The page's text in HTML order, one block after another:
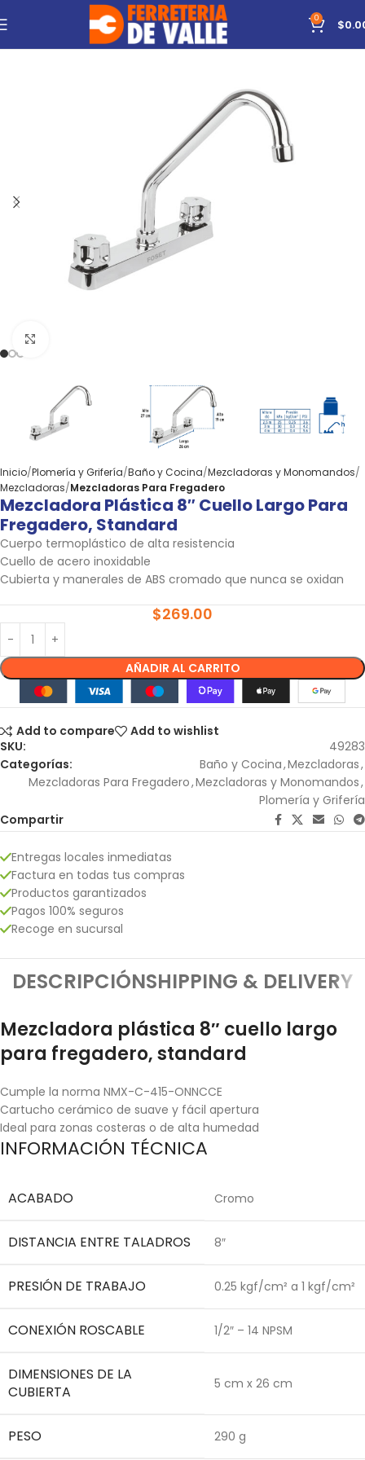
0 $
Inicio Plomería y Grifería Baño y Cocina Mezcladoras y Monomandos
Mezcladoras Mezcladoras Para Fregadero
Mezcladora Plástica 8″ Cuello Largo Para
Fregadero, Standard
Cuerpo termoplástico de alta resistencia
Cuello de acero inoxidable
Cubierta y manerales de ABS cromado que nunca se oxidan
$269.00
AÑADIR AL CARRITO
Add to compare
Add to wishlist
SKU:
49283
Categorías:
Baño y Cocina,Mezcladoras,
Mezcladoras Para Fregadero,Mezcladoras y Monomandos,
Plomería y Grifería
Compartir
Entregas locales inmediatas
Factura en todas tus compras
Productos garantizados
Pagos 100% seguros
Recoge en sucursal
DESCRIPCIÓNSHIPPING & DELIVERY
Mezcladora plástica 8″ cuello largo
para fregadero, standard
Cumple la norma NMX-C-415-ONNCCE
Cartucho cerámico de suave y fácil apertura
Ideal para zonas costeras o de alta humedad
INFORMACIÓN TÉCNICA
ACABADO Cromo
DISTANCIA ENTRE TALADROS 8″
PRESIÓN DE TRABAJO 0.25 kgf/cm² a 1 kgf/cm²
CONEXIÓN ROSCABLE 1/2″ – 14 NPSM
DIMENSIONES DE LA
CUBIERTA
5 cm x 26 cm
PESO 290 g